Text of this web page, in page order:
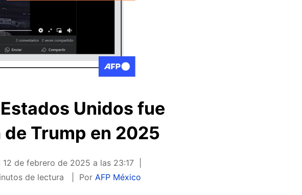
Unidos fue
Trump en 2025
12 de febrero de 2025 a las 23:17
de lectura PorAFP México